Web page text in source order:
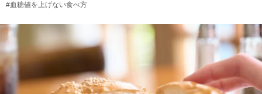
#血糖値を上げない食べ方